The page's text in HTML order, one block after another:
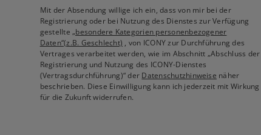
Mit der Absendung willige ich ein, dass von mir bei der
Registrierung oder bei Nutzung des Dienstes zur Verfügung
gestellte„besondere Kategorien personenbezogener
Daten“(z.B. Geschlecht) , von ICONY zur Durchführung des
Vertrages verarbeitet werden, wie im Abschnitt „Abschluss der
Registrierung und Nutzung des ICONY-Dienstes
(Vertragsdurchführung)“ der Datenschutzhinweise näher
beschrieben. Diese Einwilligung kann ich jederzeit mit Wirkung
für die Zukunft widerrufen.